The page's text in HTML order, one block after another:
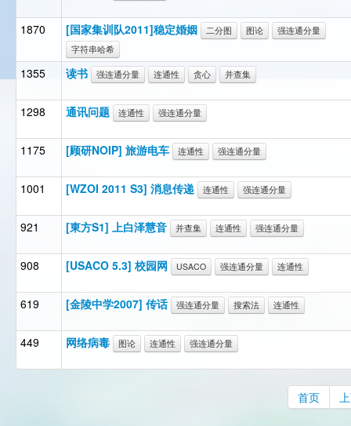
1870 [国家集训队2011]稳定婚姻 二分图 图论
强连通分量
字符串哈希
1355 读书 强连通分量 连通性 贪心 并查集
1298 通讯问题 连通性 强连通分量
1175 [顾研NOIP] 旅游电车 连通性 强连通分量
1001 [WZOI 2011 S3] 消息传递 连通性 强连通分量
921 [東方S1] 上白泽慧音 并查集 连通性 强连通分量
908 [USACO 5.3] 校园网 USACO 强连通分量 连通性
619 [金陵中学2007] 传话 强连通分量 搜索法 连通性
449 网络病毒 图论 连通性 强连通分量
首页